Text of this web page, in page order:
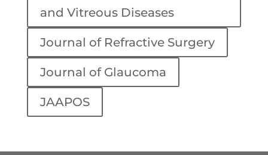
and Vitreous Diseases
Journal of Refractive Surgery
Journal of Glaucoma
JAAPOS